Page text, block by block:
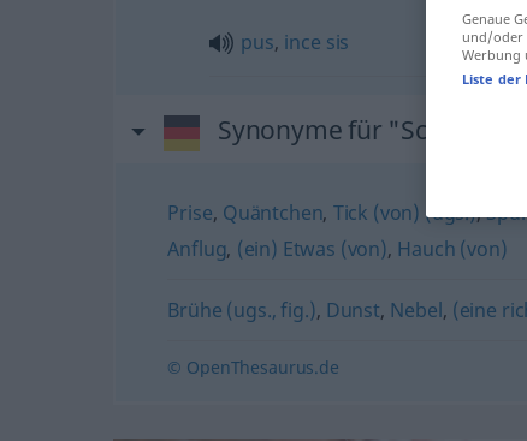
pus, ince sis
Synonyme für "Schleier"
Prise, Quäntchen, Tick (von) (ugs.),
Anflug, (ein) Etwas (von), Hauch (von)
Brühe (ugs., fig.), Dunst, Nebel, (eine
© OpenThesaurus.de
Genaue
und/oder
Werbung
Liste der